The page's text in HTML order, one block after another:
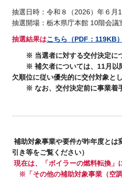
抽選日時：令和８（2026）年６月
抽選開場：栃木県庁本館 10階会議
抽選結果はこちら（PDF：119KB）
※ 当選者に対する交付決定に
※ 補欠者については、11月以
欠順位に従い優先的に交付対象とし
※ なお、交付決定前に事業着
補助対象事業や要件が昨年度とは
引き等をご覧ください）
現在は、「ボイラーの燃料転換」
※「その他の補助対象事業（空